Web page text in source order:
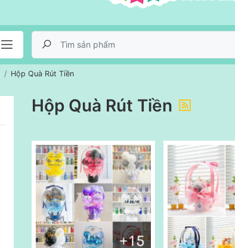
Hộp Quà Rút Tiền
Hộp Quà Rút Tiền